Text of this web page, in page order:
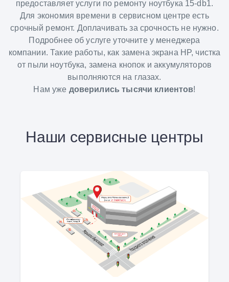
предоставляет услуги по ремонту ноутбука 15-db1.
Для экономия времени в сервисном центре есть
срочный ремонт. Доплачивать за срочность не нужно.
Подробнее об услуге уточните у менеджера
компании. Такие работы, как замена экрана HP, чистка
от пыли ноутбука, замена кнопок и аккумуляторов
выполняются на глазах.
Нам уже доверились тысячи клиентов!
Наши сервисные центры